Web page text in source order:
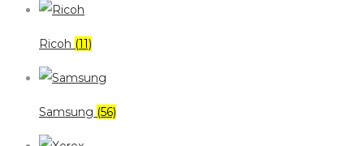
Ricoh (11)
Samsung (56)